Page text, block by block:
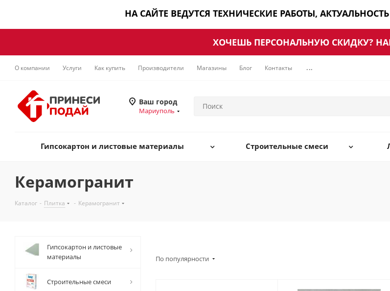
НА САЙТЕ ВЕДУТСЯ ТЕХНИЧЕСКИЕ РАБОТЫ,
ХОЧЕШЬ ПЕРСОНАЛЬНУЮ СКИДКУ?
О компании Услуги Как купить Производители Магазины Блог Контакты ...
Ваш город
Мариуполь
Гипсокартон и листовые материалы Строительные смеси
Керамогранит
Каталог - Плитка - Керамогранит
По популярности
Гипсокартон и листовые
материалы
Строительные смеси